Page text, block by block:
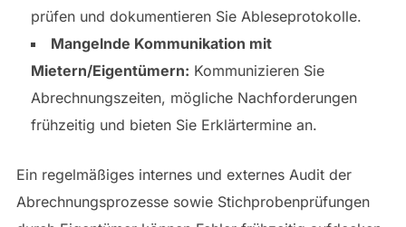
prüfen und dokumentieren Sie Ableseprotokolle.
Mangelnde Kommunikation mit
Mietern/Eigentümern: Kommunizieren Sie
Abrechnungszeiten, mögliche Nachforderungen
frühzeitig und bieten Sie Erklärtermine an.
Ein regelmäßiges internes und externes Audit der
Abrechnungsprozesse sowie Stichprobenprüfungen